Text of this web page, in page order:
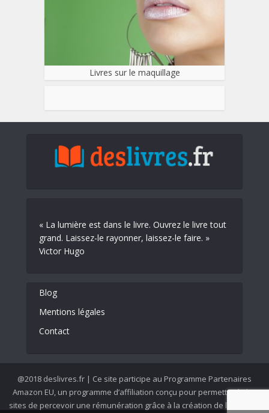
Livres sur le maquillage
« La lumière est dans le livre. Ouvrez le livre tout
grand. Laissez-le rayonner, laissez-le faire. »
Victor Hugo
Blog
Mentions légales
Contact
@2018 deslivres.fr | Ce site participe au Programme Partenaires
Amazon EU, un programme d’affiliation conçu pour permettre à des
sites de percevoir une rémunération grâce à la création de liens vers